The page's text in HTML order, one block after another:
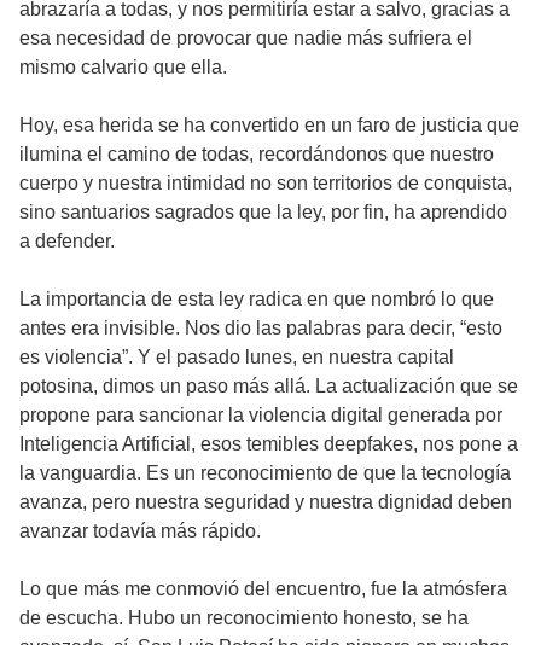
abrazaría a todas, y nos permitiría estar a salvo, gracias a
esa necesidad de provocar que nadie más sufriera el
mismo calvario que ella.
Hoy, esa herida se ha convertido en un faro de justicia que
ilumina el camino de todas, recordándonos que nuestro
cuerpo y nuestra intimidad no son territorios de conquista,
sino santuarios sagrados que la ley, por fin, ha aprendido
a defender.
La importancia de esta ley radica en que nombró lo que
antes era invisible. Nos dio las palabras para decir, “esto
es violencia”. Y el pasado lunes, en nuestra capital
potosina, dimos un paso más allá. La actualización que se
propone para sancionar la violencia digital generada por
Inteligencia Artificial, esos temibles deepfakes, nos pone a
la vanguardia. Es un reconocimiento de que la tecnología
avanza, pero nuestra seguridad y nuestra dignidad deben
avanzar todavía más rápido.
Lo que más me conmovió del encuentro, fue la atmósfera
de escucha. Hubo un reconocimiento honesto, se ha